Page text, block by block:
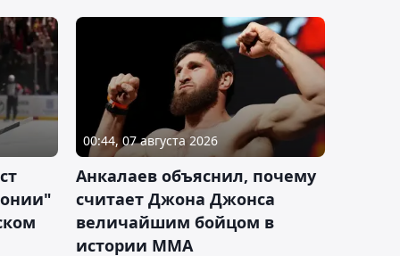
00:44, 07 августа 2026
Анкалаев объяснил, почему
считает Джона Джонса
величайшим бойцом в
истории ММА